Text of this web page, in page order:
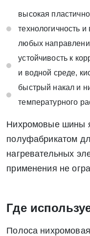
высокая
технологичность
любых
устойчивость к
и водной среде,
быстрый накал и
температурного
Нихромовые шины
полуфабрикатом
нагревательных
применения не
Где
Полоса